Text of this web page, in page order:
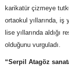
karikatür çizmeye
ortaokul yıllarında, iş
lise yıllarında aldığı
olduğunu vurguladı.
“Serpil Atagöz